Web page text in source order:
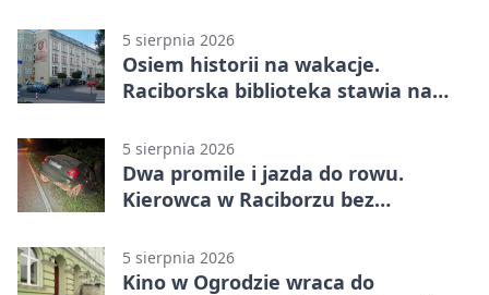
5 sierpnia 2026
Osiem historii na wakacje.
Raciborska biblioteka stawia na
5 sierpnia 2026
Dwa promile i jazda do rowu.
Kierowca w Raciborzu bez
5 sierpnia 2026
Kino w Ogrodzie wraca do